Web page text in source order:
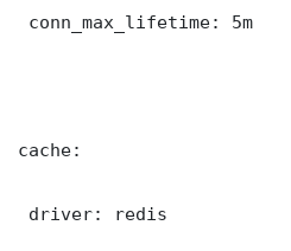
conn_max_lifetime: 5m
cache:
driver: redis